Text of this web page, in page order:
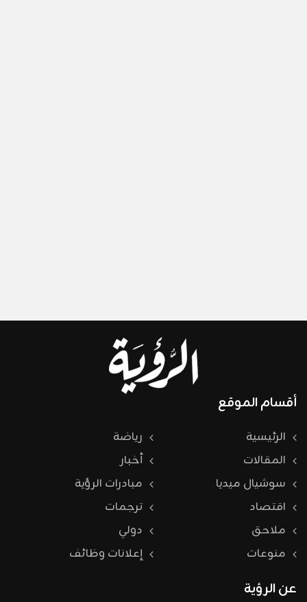
أقسام الموقع
الرئيسية
رياضة
المقالات
أخبار
سوشيال ميديا
مبادرات الرؤية
اقتصاد
ترجمات
ملاحق
دولي
منوعات
إعلانات وظائف
عن الرؤية